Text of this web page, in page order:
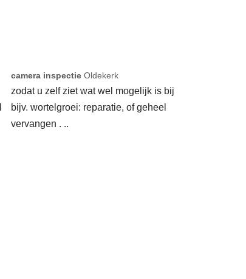
camera inspectie Oldekerk
zodat u zelf ziet wat wel mogelijk is bij
bijv. wortelgroei: reparatie, of geheel
vervangen . ..